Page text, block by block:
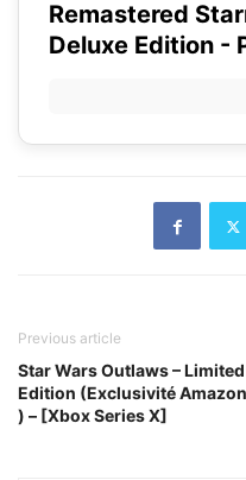
Remastered
Deluxe Edition -
Previous article
Star Wars Outlaws – Limited
Edition (Exclusivité Amazon
) – [Xbox Series X]